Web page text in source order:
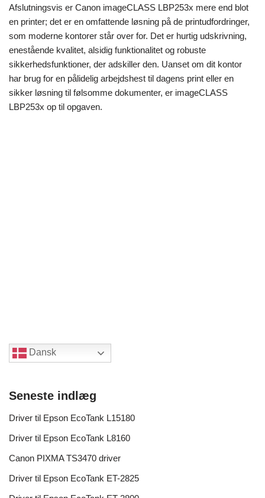
Afslutningsvis er Canon imageCLASS LBP253x mere end blot
en printer; det er en omfattende løsning på de printudfordringer,
som moderne kontorer står over for. Det er hurtig udskrivning,
enestående kvalitet, alsidig funktionalitet og robuste
sikkerhedsfunktioner, der adskiller den. Uanset om dit kontor
har brug for en pålidelig arbejdshest til dagens print eller en
sikker løsning til følsomme dokumenter, er imageCLASS
LBP253x op til opgaven.
Dansk
Seneste indlæg
Driver til Epson EcoTank L15180
Driver til Epson EcoTank L8160
Canon PIXMA TS3470 driver
Driver til Epson EcoTank ET-2825